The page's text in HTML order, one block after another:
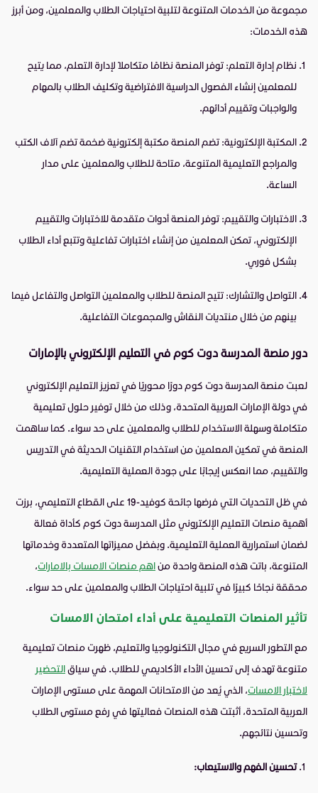
مجموعة من الخدمات المتنوعة لتلبية احتياجات الطلاب والمعلمين، ومن أبرز
هذه الخدمات:
نظام إدارة التعلم: توفر المنصة نظامًا متكاملاً لإدارة التعلم، مما يتيح
للمعلمين إنشاء الفصول الدراسية الافتراضية وتكليف الطلاب بالمهام
والواجبات وتقييم أدائهم.
المكتبة الإلكترونية: تضم المنصة مكتبة إلكترونية ضخمة تضم آلاف الكتب
والمراجع التعليمية المتنوعة، متاحة للطلاب والمعلمين على مدار
الساعة.
الاختبارات والتقييم: توفر المنصة أدوات متقدمة للاختبارات والتقييم
الإلكتروني، تمكن المعلمين من إنشاء اختبارات تفاعلية وتتبع أداء الطلاب
بشكل فوري.
التواصل والتشارك: تتيح المنصة للطلاب والمعلمين التواصل والتفاعل فيما
بينهم من خلال منتديات النقاش والمجموعات التفاعلية.
دور منصة المدرسة دوت كوم في التعليم الإلكتروني بالإمارات
لعبت منصة المدرسة دوت كوم دورًا محوريًا في تعزيز التعليم الإلكتروني
في دولة الإمارات العربية المتحدة، وذلك من خلال توفير حلول تعليمية
متكاملة وسهلة الاستخدام للطلاب والمعلمين على حد سواء. كما ساهمت
المنصة في تمكين المعلمين من استخدام التقنيات الحديثة في التدريس
والتقييم، مما انعكس إيجابًا على جودة العملية التعليمية.
في ظل التحديات التي فرضها جائحة كوفيد-19 على القطاع التعليمي، برزت
أهمية منصات التعليم الإلكتروني مثل المدرسة دوت كوم كأداة فعالة
لضمان استمرارية العملية التعليمية. وبفضل مميزاتها المتعددة وخدماتها
المتنوعة، باتت هذه المنصة واحدة مناهم منصات الامسات بالامارات،
محققة نجاحًا كبيرًا في تلبية احتياجات الطلاب والمعلمين على حد سواء.
تأثير المنصات التعليمية على أداء امتحان الامسات
مع التطور السريع في مجال التكنولوجيا والتعليم، ظهرت منصات تعليمية
متنوعة تهدف إلى تحسين الأداء الأكاديمي للطلاب. في سياقالتحضير
لاختبار الامسات، الذي يُعد من الامتحانات المهمة على مستوى الإمارات
العربية المتحدة، أثبتت هذه المنصات فعاليتها في رفع مستوى الطلاب
وتحسين نتائجهم.
تحسين الفهم والاستيعاب: